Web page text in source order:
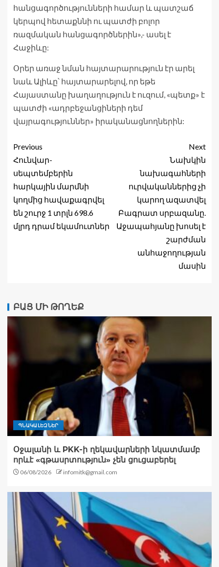
հանցագործությունների համար և պատշաճ
կերպով հետաքննի ու պատժի բոլոր
ռազմական հանցագործներին»,- ասել է
Հաջիևը:
Օրեր առաջ նման հայտարարություն էր արել
նաև Ալիևը՝ հայտարարելով, որ եթե
Հայաստանը խաղաղություն է ուզում, «պետք» է
պատժի «ադրբեջանցիների դեմ
վայրագություններ» իրականացնողներին:
Previous
Հունվար-
սեպտեմբերին
հարկային մարմնի
կողմից հավաքագրվել
են շուրջ 1 տրլն 698.6
մլրդ դրամ եկամուտներ
Next
Նախկին
նախագահների
ուրվականներից չի
կարող ազատվել
Բագրատ սրբազանը.
Աջապահյանը խոսել է
շարժման
անհաջողության
մասին
ԲԱՑ ՄԻ ԹՈՂԵՔ
ՊՆԱԿԱԼԵԶՆԵՐ
Օջալանի և PKK-ի ղեկավարների նկատմամբ
որևէ «գթասրտություն» չեն ցուցաբերել
06/08/2026 infomitk@gmail.com